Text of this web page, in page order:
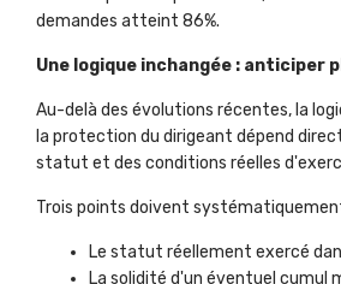
demandes atteint 86%.
Une logique inchangée : anticiper
Au-delà des évolutions récentes, la
la protection du dirigeant dépend
statut et des conditions réelles
Trois points doivent
Le statut réellement exercé
La solidité d'un éventuel cumul